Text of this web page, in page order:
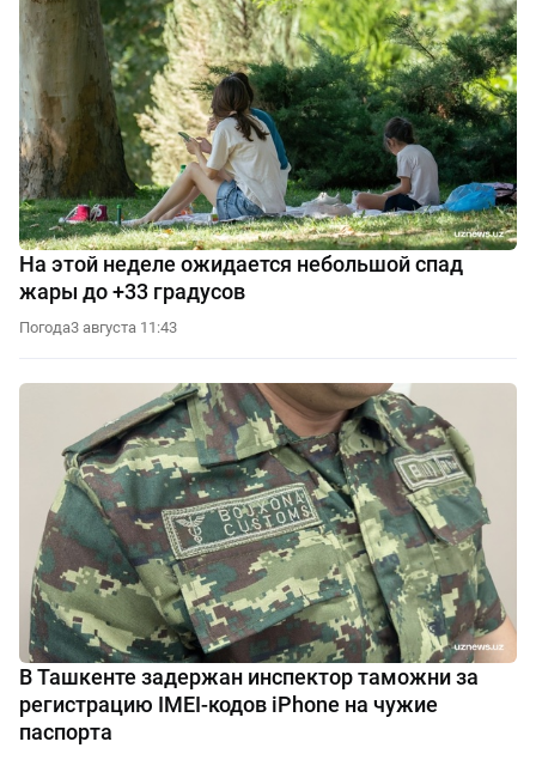
На этой неделе ожидается небольшой спад
жары до +33 градусов
Погода3 августа 11:43
В Ташкенте задержан инспектор таможни за
регистрацию IMEI-кодов iPhone на чужие
паспорта